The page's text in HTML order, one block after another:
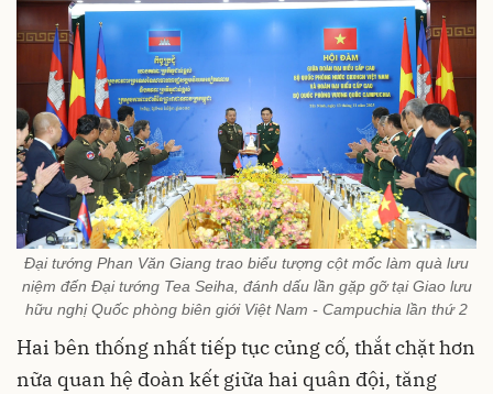
Đại tướng Phan Văn Giang trao biểu tượng cột mốc làm quà lưu
niệm đến Đại tướng Tea Seiha, đánh dấu lần gặp gỡ tại Giao lưu
hữu nghị Quốc phòng biên giới Việt Nam - Campuchia lần thứ 2
Hai bên thống nhấttiếp tục củng cố, thắt chặt hơn
nữa quan hệ đoàn kết giữa hai quân đội, tăng